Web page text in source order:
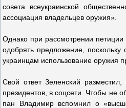
совета всеукраинской
ассоциация владельцев оружия».
Однако при рассмотрении
одобрять предложение,
украинцам использование оружия
Свой ответ Зеленский
президентов, в соцсети. Чтобы не
пан Владимир вспомнил о